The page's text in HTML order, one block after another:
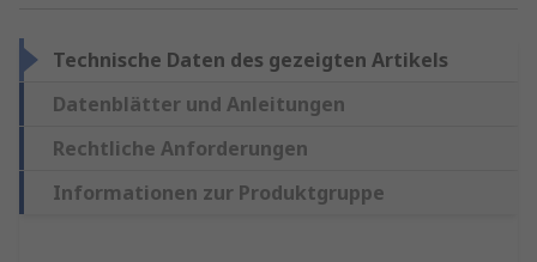
Technische Daten des gezeigten Artikels
Datenblätter und Anleitungen
Rechtliche Anforderungen
Informationen zur Produktgruppe